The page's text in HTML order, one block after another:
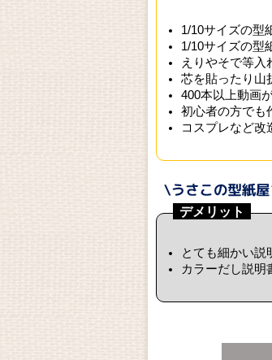
1/10サイズの型
1/10サイズの型
えりやそで等入
芯を貼ったり山
400本以上動画
初心者の方でも
コスプレなど改
デメリット
とても細かい説
カラーだし説明